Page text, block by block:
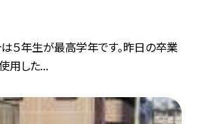
５年生が最高学年です。昨日の卒業
用した...